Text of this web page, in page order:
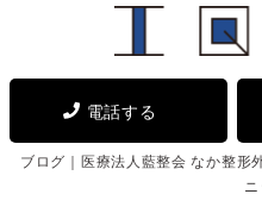
電話する
ブログ｜医療法人藍整会 なか整形